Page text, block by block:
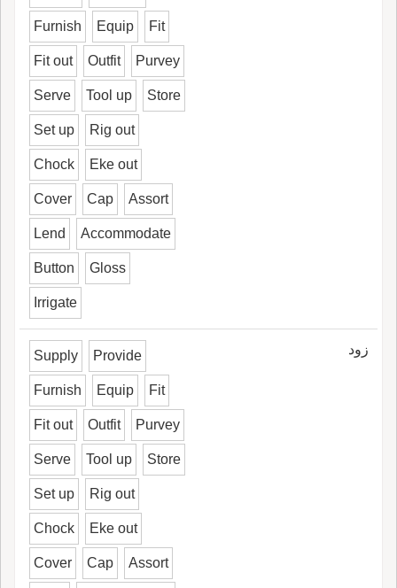
Furnish Equip Fit
Fit out Outfit Purvey
Serve Tool up Store
Set up Rig out
Chock Eke out
Cover Cap Assort
Lend Accommodate
Button Gloss
Irrigate
زود Supply Provide
Furnish Equip Fit
Fit out Outfit Purvey
Serve Tool up Store
Set up Rig out
Chock Eke out
Cover Cap Assort